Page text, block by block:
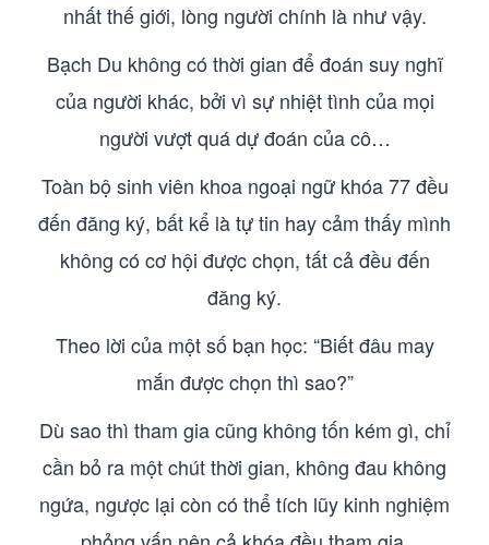
nhất thế giới, lòng người chính là như vậy.
Bạch Du không có thời gian để đoán suy nghĩ
của người khác, bởi vì sự nhiệt tình của mọi
người vượt quá dự đoán của cô…
Toàn bộ sinh viên khoa ngoại ngữ khóa 77 đều
đến đăng ký, bất kể là tự tin hay cảm thấy mình
không có cơ hội được chọn, tất cả đều đến
đăng ký.
Theo lời của một số bạn học: “Biết đâu may
mắn được chọn thì sao?”
Dù sao thì tham gia cũng không tốn kém gì, chỉ
cần bỏ ra một chút thời gian, không đau không
ngứa, ngược lại còn có thể tích lũy kinh nghiệm